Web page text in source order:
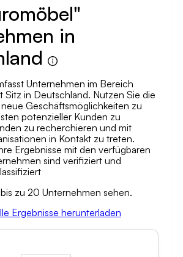
in
Unternehmen im Bereich
Sitz in Deutschland. Nutzen Sie die
Geschäftsmöglichkeiten zu
potenzieller Kunden zu
zu recherchieren und mit
in Kontakt zu treten.
Ergebnisse mit den verfügbaren
sind verifiziert und
zu 20 Unternehmen sehen.
Ergebnisse herunterladen